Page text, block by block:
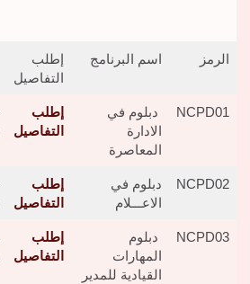
الرمز اسم البرنامج
إطلب
التفاصيل
NCPD01
دبلوم في
الادارة
المعاصرة
إطلب
التفاصيل
NCPD02
دبلوم في
الاعـــلام
إطلب
التفاصيل
NCPD03
دبلوم
المهارات
القيادية للمدير
إطلب
التفاصيل